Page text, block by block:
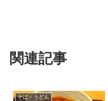
関連記事
そば・うどん